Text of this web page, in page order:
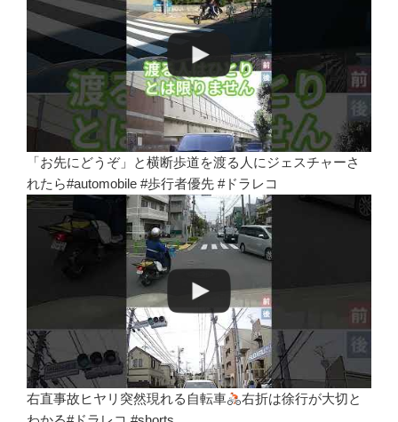
「お先にどうぞ」と横断歩道を渡る人にジェスチャーさ
れたら#automobile #歩行者優先 #ドラレコ
右直事故ヒヤリ突然現れる自転車
右折は徐行が大切と